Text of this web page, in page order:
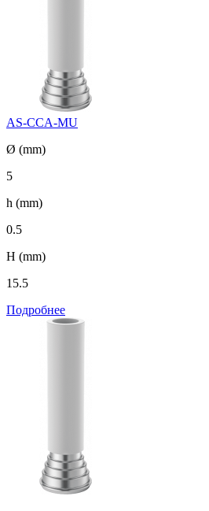
AS-CCA-MU
Ø (mm)
5
h (mm)
0.5
H (mm)
15.5
Подробнее